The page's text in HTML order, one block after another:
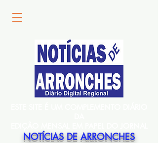
NOTÍCIAS DE ARRONCHES